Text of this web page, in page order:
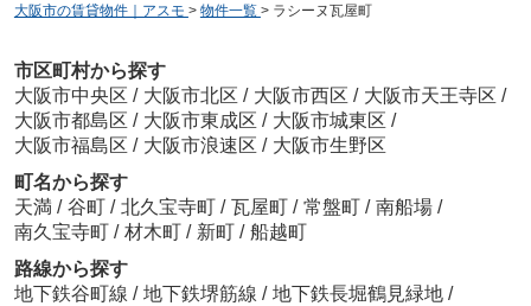
大阪市の賃貸物件｜アスモ > 物件一覧 > ラシーヌ瓦屋町
市区町村から探す
大阪市中央区 / 大阪市北区 / 大阪市西区 / 大阪市天王寺区 /
大阪市都島区 / 大阪市東成区 / 大阪市城東区 /
大阪市福島区 / 大阪市浪速区 / 大阪市生野区
町名から探す
天満 / 谷町 / 北久宝寺町 / 瓦屋町 / 常盤町 / 南船場 /
南久宝寺町 / 材木町 / 新町 / 船越町
路線から探す
地下鉄谷町線 / 地下鉄堺筋線 / 地下鉄長堀鶴見緑地 /